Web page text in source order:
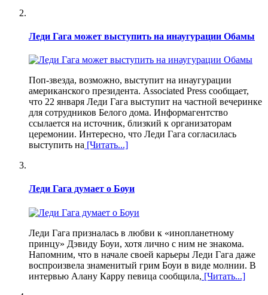
Леди Гага может выступить на инаугурации Обамы
Поп-звезда, возможно, выступит на инаугурации
американского президента. Associated Press сообщает,
что 22 января Леди Гага выступит на частной вечеринке
для сотрудников Белого дома. Информагентство
ссылается на источник, близкий к организаторам
церемонии. Интересно, что Леди Гага согласилась
выступить на [Читать...]
Леди Гага думает о Боуи
Леди Гага призналась в любви к «инопланетному
принцу» Дэвиду Боуи, хотя лично с ним не знакома.
Напомним, что в начале своей карьеры Леди Гага даже
воспроизвела знаменитый грим Боуи в виде молнии. В
интервью Алану Карру певица сообщила, [Читать...]